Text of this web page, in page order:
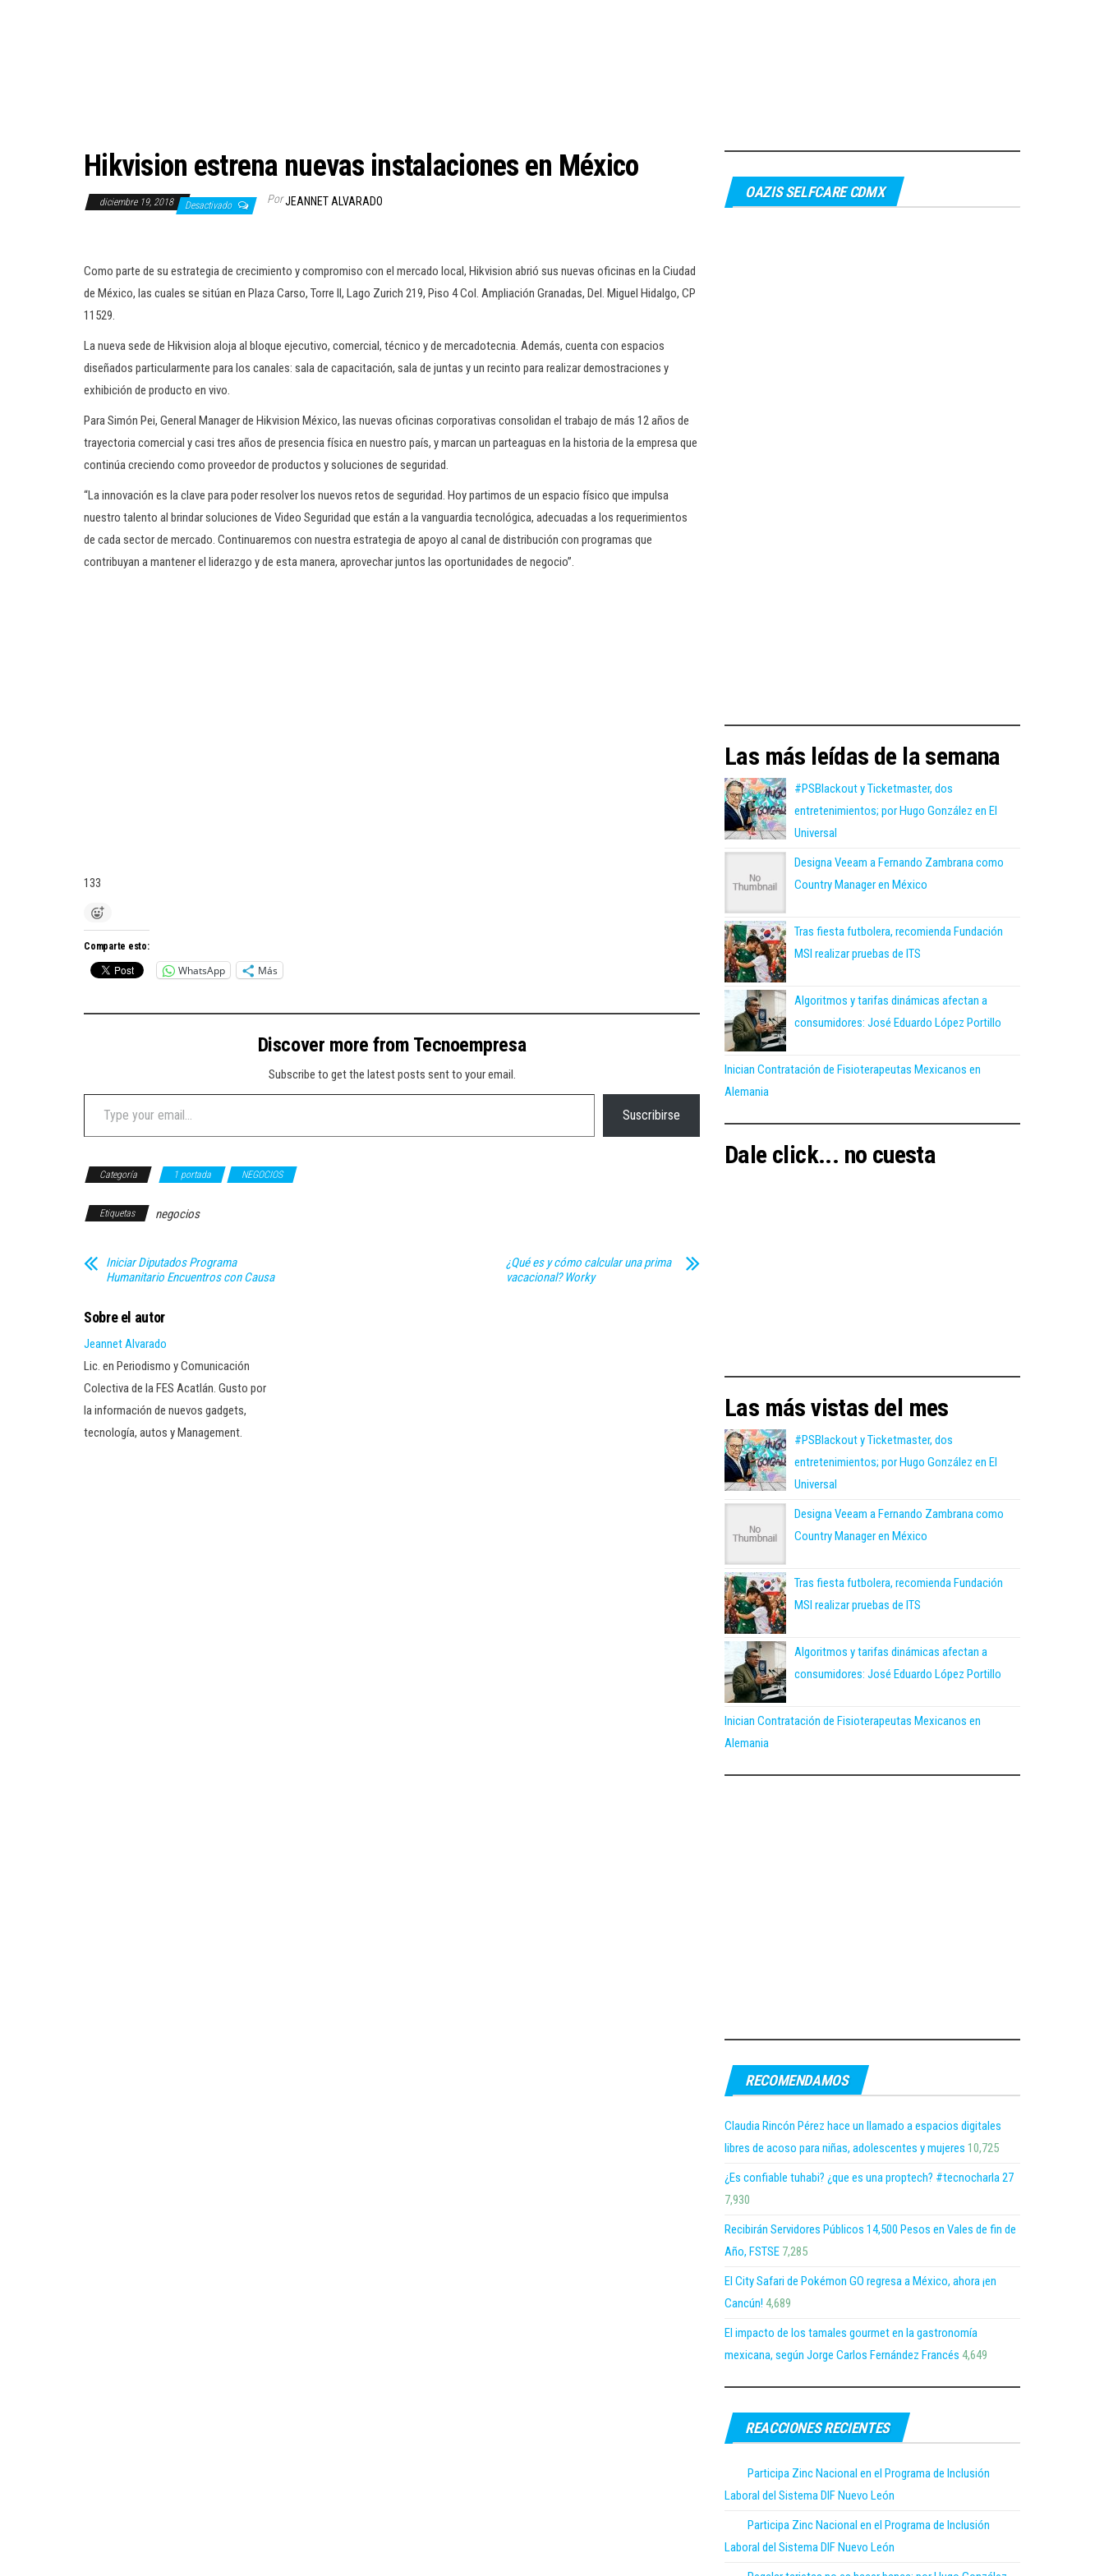
Hikvision estrena nuevas instalaciones en México
diciembre 19, 2018 Desactivado PorJEANNET ALVARADO
Como parte de su estrategia de crecimiento y compromiso con el mercado local, Hikvision abrió sus nuevas oficinas en la Ciudad
de México, las cuales se sitúan en Plaza Carso, Torre II, Lago Zurich 219, Piso 4 Col. Ampliación Granadas, Del. Miguel Hidalgo, CP
11529.
La nueva sede de Hikvision aloja al bloque ejecutivo, comercial, técnico y de mercadotecnia. Además, cuenta con espacios
diseñados particularmente para los canales: sala de capacitación, sala de juntas y un recinto para realizar demostraciones y
exhibición de producto en vivo.
Para Simón Pei, General Manager de Hikvision México, las nuevas oficinas corporativas consolidan el trabajo de más 12 años de
trayectoria comercial y casi tres años de presencia física en nuestro país, y marcan un parteaguas en la historia de la empresa que
continúa creciendo como proveedor de productos y soluciones de seguridad.
“La innovación es la clave para poder resolver los nuevos retos de seguridad. Hoy partimos de un espacio físico que impulsa
nuestro talento al brindar soluciones de Video Seguridad que están a la vanguardia tecnológica, adecuadas a los requerimientos
de cada sector de mercado. Continuaremos con nuestra estrategia de apoyo al canal de distribución con programas que
contribuyan a mantener el liderazgo y de esta manera, aprovechar juntos las oportunidades de negocio”.
133
Comparte esto:
WhatsApp Más
Discover more from Tecnoempresa
Subscribe to get the latest posts sent to your email.
Type your email…
Suscribirse
Categoría 1 portada NEGOCIOS
Etiquetas negocios
Iniciar Diputados Programa
Humanitario Encuentros con Causa
¿Qué es y cómo calcular una prima
vacacional? Worky
Sobre el autor
Jeannet Alvarado
Lic. en Periodismo y Comunicación
Colectiva de la FES Acatlán. Gusto por
la información de nuevos gadgets,
tecnología, autos y Management.
OAZIS SELFCARE CDMX
Las más leídas de la semana
#PSBlackout y Ticketmaster, dos
entretenimientos; por Hugo González en El
Universal
Designa Veeam a Fernando Zambrana como
Country Manager en México
Tras fiesta futbolera, recomienda Fundación
MSI realizar pruebas de ITS
Algoritmos y tarifas dinámicas afectan a
consumidores: José Eduardo López Portillo
Inician Contratación de Fisioterapeutas Mexicanos en
Alemania
Dale click... no cuesta
Las más vistas del mes
#PSBlackout y Ticketmaster, dos
entretenimientos; por Hugo González en El
Universal
Designa Veeam a Fernando Zambrana como
Country Manager en México
Tras fiesta futbolera, recomienda Fundación
MSI realizar pruebas de ITS
Algoritmos y tarifas dinámicas afectan a
consumidores: José Eduardo López Portillo
Inician Contratación de Fisioterapeutas Mexicanos en
Alemania
RECOMENDAMOS
Claudia Rincón Pérez hace un llamado a espacios digitales
libres de acoso para niñas, adolescentes y mujeres 10,725
¿Es confiable tuhabi? ¿que es una proptech? #tecnocharla 27
7,930
Recibirán Servidores Públicos 14,500 Pesos en Vales de fin de
Año, FSTSE 7,285
El City Safari de Pokémon GO regresa a México, ahora ¡en
Cancún! 4,689
El impacto de los tamales gourmet en la gastronomía
mexicana, según Jorge Carlos Fernández Francés 4,649
REACCIONES RECIENTES
Participa Zinc Nacional en el Programa de Inclusión
Laboral del Sistema DIF Nuevo León
Participa Zinc Nacional en el Programa de Inclusión
Laboral del Sistema DIF Nuevo León